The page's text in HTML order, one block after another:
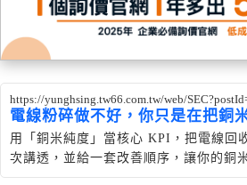
https://yunghsing.tw66.com.tw/web/
電線粉碎做不好，你只是在把銅
用「銅米純度」當核心 KPI，把電線回
次講透，並給一套改善順序，讓你的銅